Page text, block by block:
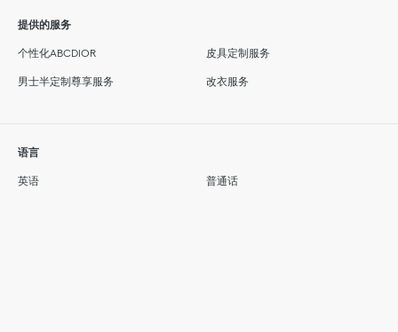
提供的服务
个性化ABCDIOR 皮具定制服务
男士半定制尊享服务 改衣服务
语言
英语 普通话